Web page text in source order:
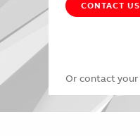
CONTACT US
Or contact your